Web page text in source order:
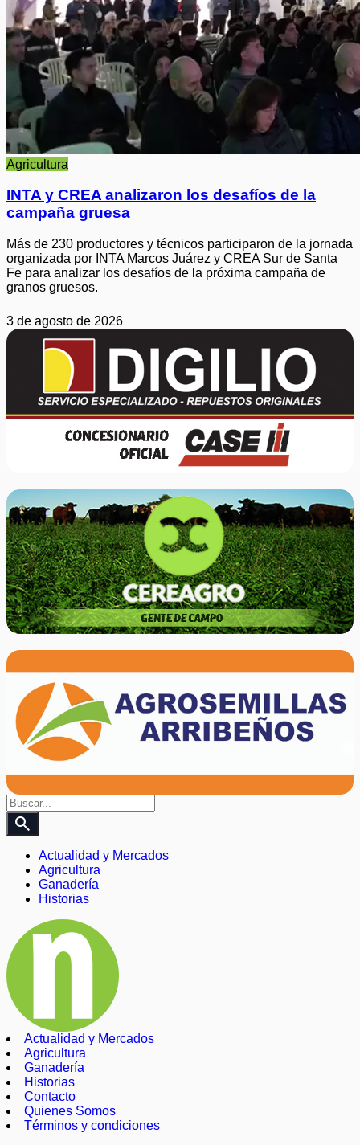
Agricultura
INTA y CREA analizaron los desafíos de la
campaña gruesa
Más de 230 productores y técnicos participaron de la jornada
organizada por INTA Marcos Juárez y CREA Sur de Santa
Fe para analizar los desafíos de la próxima campaña de
granos gruesos.
3 de agosto de 2026
search
Actualidad y Mercados
Agricultura
Ganadería
Historias
Actualidad y Mercados
Agricultura
Ganadería
Historias
Contacto
Quienes Somos
Términos y condiciones